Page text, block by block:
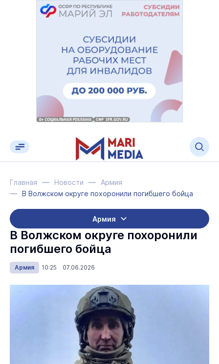
Главная Новости
Армия
В Волжском округе похоронили погибшего бойца
Армия
В Волжском округе похоронили
погибшего бойца
Армия 10:25 07.06.2026